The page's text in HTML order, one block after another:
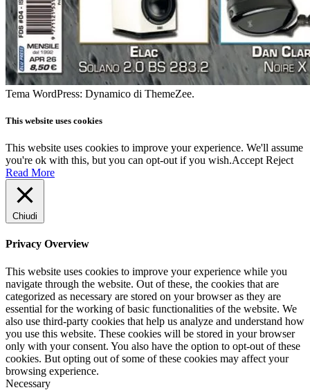
Tema WordPress: Dynamico di ThemeZee.
This website uses cookies
This website uses cookies to improve your experience. We'll assume
you're ok with this, but you can opt-out if you wish.Accept Reject
Read More
Chiudi
Privacy Overview
This website uses cookies to improve your experience while you
navigate through the website. Out of these, the cookies that are
categorized as necessary are stored on your browser as they are
essential for the working of basic functionalities of the website. We
also use third-party cookies that help us analyze and understand how
you use this website. These cookies will be stored in your browser
only with your consent. You also have the option to opt-out of these
cookies. But opting out of some of these cookies may affect your
browsing experience.
Necessary